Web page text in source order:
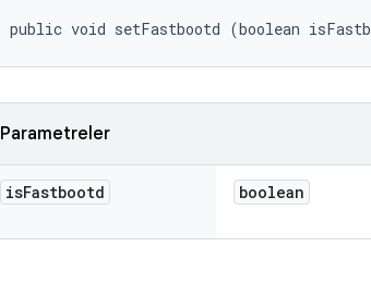
public void setFastbootd (boolean
Parametreler
isFastbootd boolean